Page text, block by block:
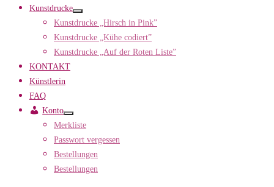
Kunstdrucke
Kunstdrucke „Hirsch in Pink”
Kunstdrucke „Kühe codiert”
Kunstdrucke „Auf der Roten Liste”
KONTAKT
Künstlerin
FAQ
Konto
Merkliste
Passwort vergessen
Bestellungen
Bestellungen